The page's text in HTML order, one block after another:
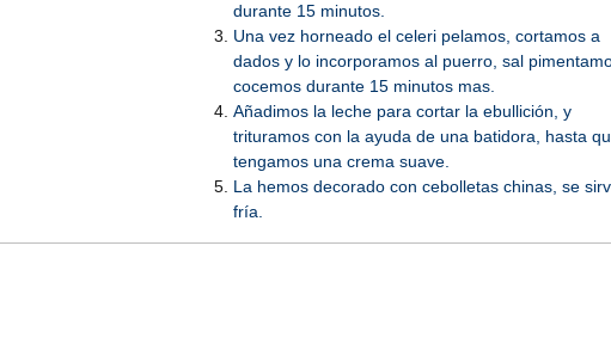
durante 15 minutos.
Una vez horneado el celeri pelamos, cortamos a
dados y lo incorporamos al puerro, sal
cocemos durante 15 minutos mas.
Añadimos la leche para cortar la ebullición, y
trituramos con la ayuda de una batidora, hasta
tengamos una crema suave.
La hemos decorado con cebolletas chinas, se
fría.